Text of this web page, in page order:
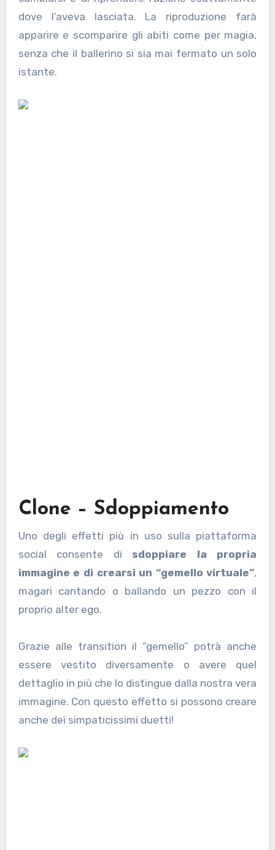
dove l’aveva lasciata. La riproduzione farà
apparire e scomparire gli abiti come per magia,
senza che il ballerino si sia mai fermato un solo
istante.
Clone – Sdoppiamento
Uno degli effetti più in uso sulla piattaforma
social consente di sdoppiare la propria
immagine e di crearsi un “gemello virtuale”,
magari cantando o ballando un pezzo con il
proprio alter ego.
Grazie alle transition il “gemello” potrà anche
essere vestito diversamente o avere quel
dettaglio in più che lo distingue dalla nostra vera
immagine. Con questo effetto si possono creare
anche dei simpaticissimi duetti!